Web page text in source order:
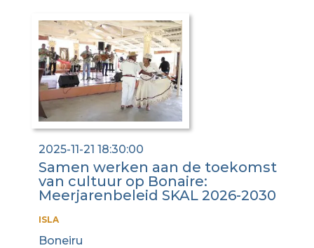
2025-11-21 18:30:00
Samen werken aan de toekomst
van cultuur op Bonaire:
Meerjarenbeleid SKAL 2026-2030
ISLA
Boneiru